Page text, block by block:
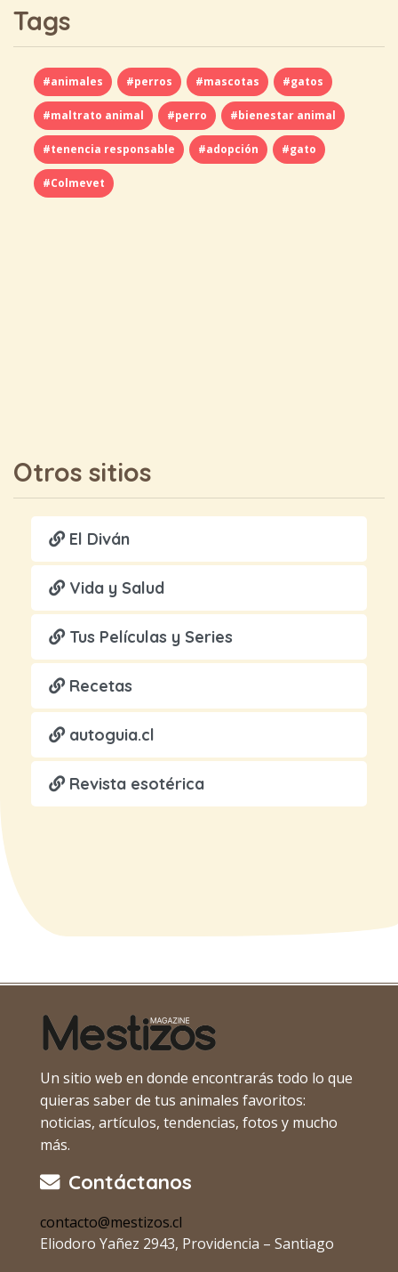
Tags
#animales #perros #mascotas #gatos
#maltrato animal #perro #bienestar animal
#tenencia responsable #adopción #gato
#Colmevet
Otros sitios
El Diván
Vida y Salud
Tus Películas y Series
Recetas
autoguia.cl
Revista esotérica
Un sitio web en donde encontrarás todo lo que
quieras saber de tus animales favoritos:
noticias, artículos, tendencias, fotos y mucho
más.
Contáctanos
contacto@mestizos.cl
Eliodoro Yañez 2943, Providencia – Santiago